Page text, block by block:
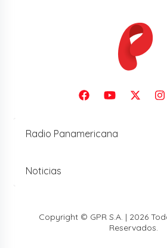
Radio Panamericana
Noticias
Copyright © GPR S.A. | 2026
Reservados.